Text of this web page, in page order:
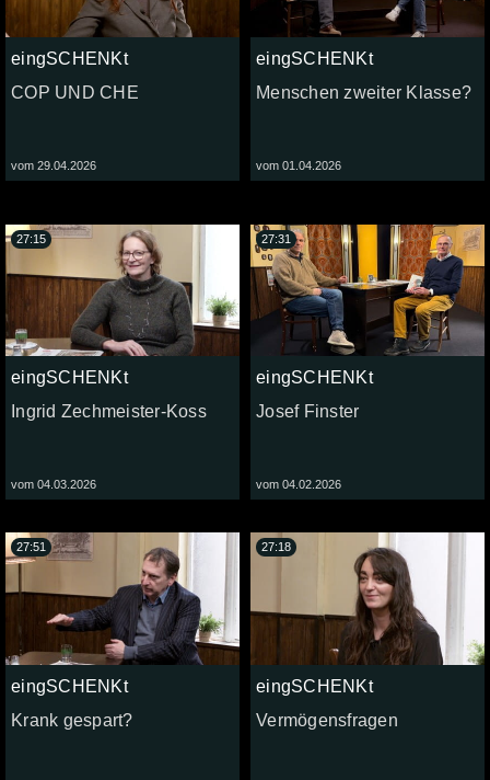
eingSCHENKt
COP UND CHE
vom 29.04.2026
eingSCHENKt
Menschen zweiter Klasse?
vom 01.04.2026
eingSCHENKt
Ingrid Zechmeister-Koss
vom 04.03.2026
27:15
eingSCHENKt
Josef Finster
vom 04.02.2026
27:31
eingSCHENKt
Krank gespart?
27:51
eingSCHENKt
Vermögensfragen
27:18